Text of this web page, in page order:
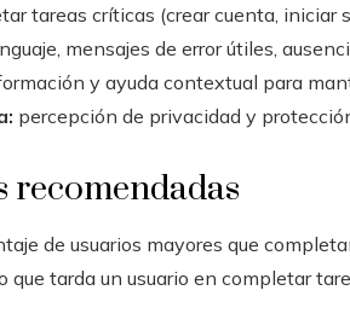
tareas críticas (crear cuenta, iniciar
mensajes de error útiles,
y ayuda contextual para
percepción de privacidad y
de usuarios mayores que
que tarda un usuario en completar